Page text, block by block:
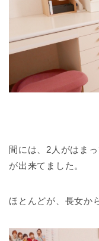
間には、2人がはま
が出来てました。
ほとんどが、長女か